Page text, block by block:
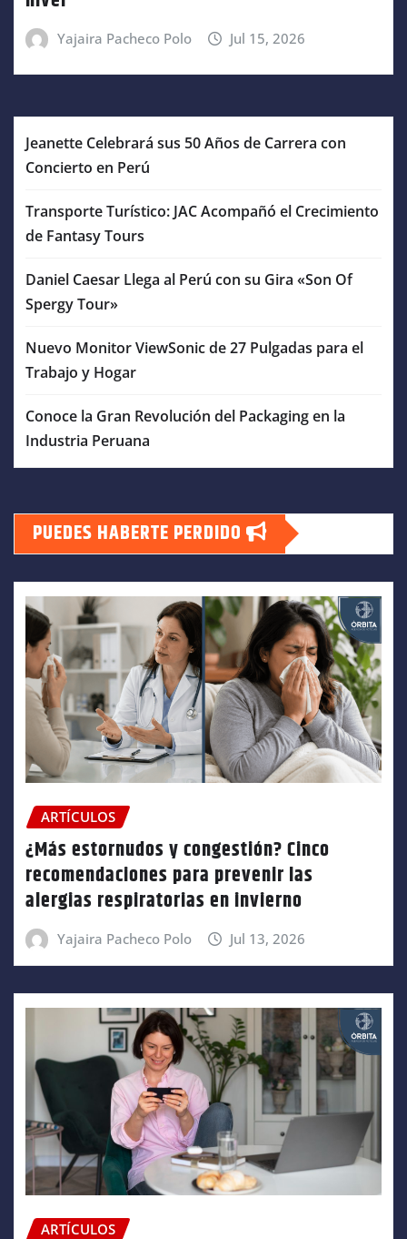
Yajaira Pacheco Polo Jul 15, 2026
Jeanette Celebrará sus 50 Años de Carrera con
Concierto en Perú
Transporte Turístico: JAC Acompañó el Crecimiento
de Fantasy Tours
Daniel Caesar Llega al Perú con su Gira «Son Of
Spergy Tour»
Nuevo Monitor ViewSonic de 27 Pulgadas para el
Trabajo y Hogar
Conoce la Gran Revolución del Packaging en la
Industria Peruana
PUEDES HABERTE PERDIDO
ARTÍCULOS
¿Más estornudos y congestión? Cinco
recomendaciones para prevenir las
alergias respiratorias en invierno
Yajaira Pacheco Polo Jul 13, 2026
ARTÍCULOS